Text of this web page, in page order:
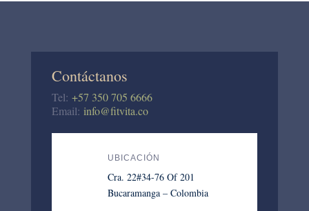
Contáctanos
Tel: +57 350 705 6666
Email: info@fitvita.co
UBICACIÓN
Cra. 22#34-76 Of 201
Bucaramanga – Colombia